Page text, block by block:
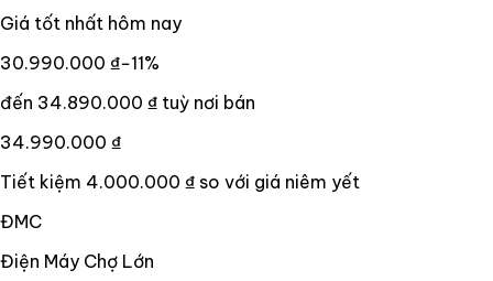
Giá tốt nhất hôm nay
30.990.000 ₫−11%
đến 34.890.000 ₫ tuỳ nơi bán
34.990.000 ₫
Tiết kiệm 4.000.000 ₫ so với giá niêm yết
ĐMC
Điện Máy Chợ Lớn